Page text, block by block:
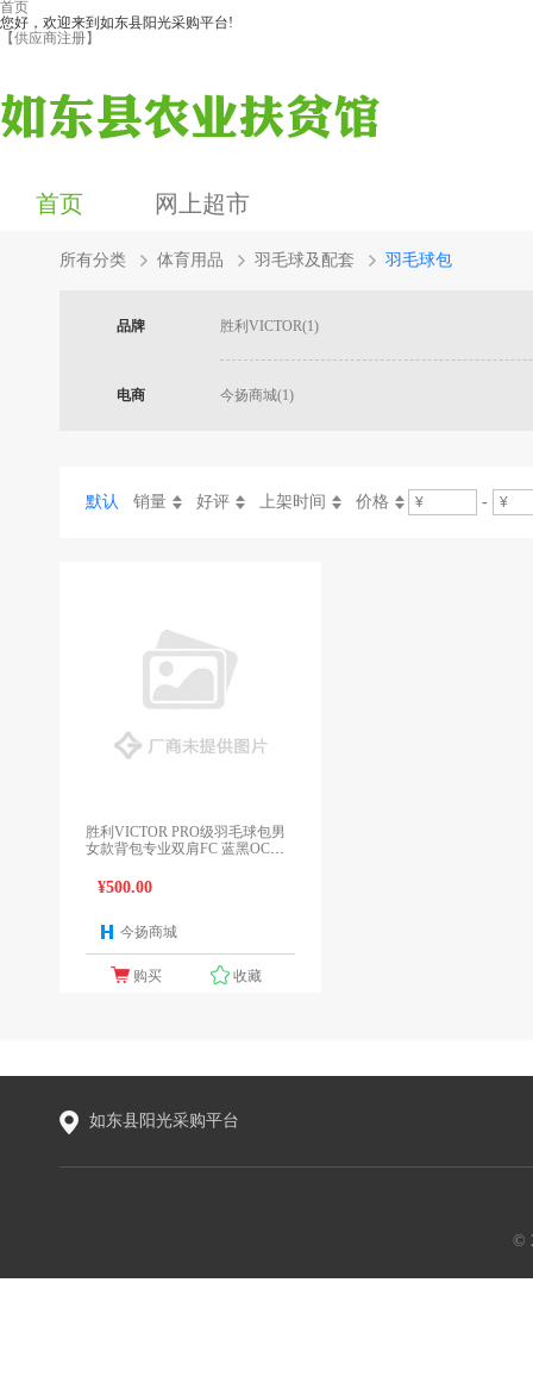
首页
您好，欢迎来到如东县阳光采购平台!
【供应商注册】
首页 网上超市
所有分类 体育用品 羽毛球及配套 羽毛球包
品牌 胜利VICTOR(1)
电商 今扬商城(1)
默认 销量 好评 上架时间 价格 -
胜利VICTOR PRO级羽毛球包男
女款背包专业双肩FC 蓝黑OC橘
¥500.00
今扬商城
购买 收藏
如东县阳光采购平台
©